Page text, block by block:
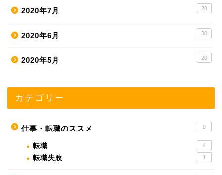
2020年7月 28
2020年6月 30
2020年5月 20
カテゴリー
仕事・転職のススメ 9
転職 4
転職失敗 1